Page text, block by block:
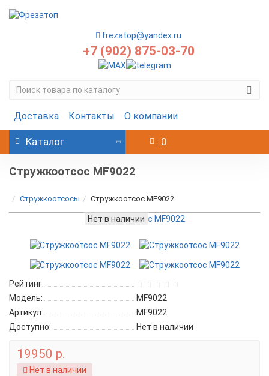
frezatop@yandex.ru
+7 (902) 875-03-70
Доставка Контакты О компании
Каталог : 0
Стружкоотсос MF9022
Стружкоотсосы Стружкоотсос MF9022
Нет в наличии
Рейтинг:
Модель:
MF9022
Артикул:
MF9022
Доступно:
Нет в наличии
19950 р.
Нет в наличии